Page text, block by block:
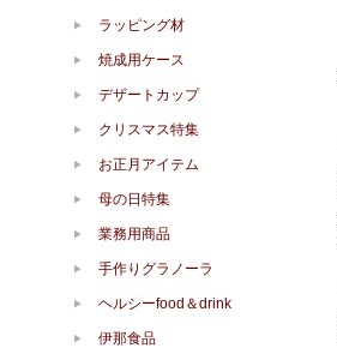
ラッピング材
焼成用ケース
デザートカップ
クリスマス特集
お正月アイテム
母の日特集
業務用商品
手作りグラノーラ
ヘルシーfood＆drink
伊那食品